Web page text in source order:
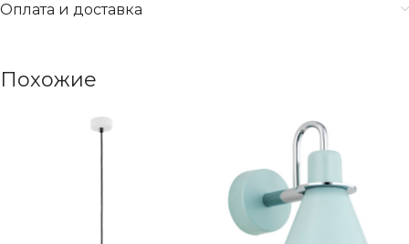
Оплата и доставка
Похожие